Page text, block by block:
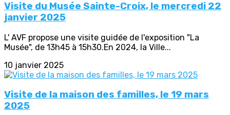
Visite du Musée Sainte-Croix, le mercredi 22
janvier 2025
L' AVF propose une visite guidée de l'exposition "La
Musée", de 13h45 à 15h30.En 2024, la Ville...
10 janvier 2025
Visite de la maison des familles, le 19 mars
2025